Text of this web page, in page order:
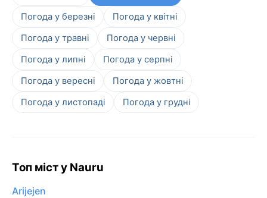
Погода у березні
Погода у квітні
Погода у травні
Погода у червні
Погода у липні
Погода у серпні
Погода у вересні
Погода у жовтні
Погода у листопаді
Погода у грудні
Топ міст у Nauru
Arijejen